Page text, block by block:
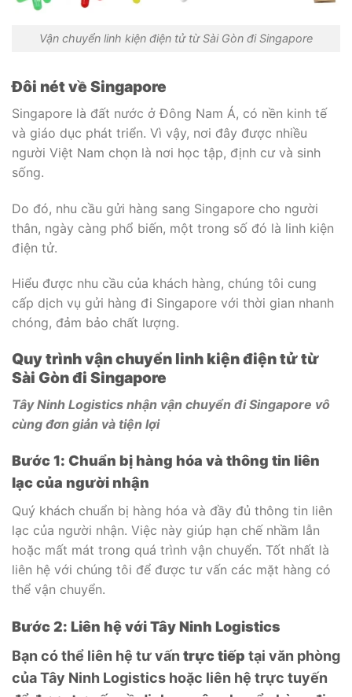
Vận chuyển linh kiện điện tử từ Sài Gòn đi Singapore
Đôi nét về Singapore
Singapore là đất nước ở Đông Nam Á, có nền kinh tế
và giáo dục phát triển. Vì vậy, nơi đây được nhiều
người Việt Nam chọn là nơi học tập, định cư và sinh
sống.
Do đó, nhu cầu gửi hàng sang Singapore cho người
thân, ngày càng phổ biến, một trong số đó là linh kiện
điện tử.
Hiểu được nhu cầu của khách hàng, chúng tôi cung
cấp dịch vụ gửi hàng đi Singapore với thời gian nhanh
chóng, đảm bảo chất lượng.
Quy trình vận chuyển linh kiện điện tử từ
Sài Gòn đi Singapore
Tây Ninh Logistics nhận vận chuyển đi Singapore vô
cùng đơn giản và tiện lợi
Bước 1: Chuẩn bị hàng hóa và thông tin liên
lạc của người nhận
Quý khách chuẩn bị hàng hóa và đầy đủ thông tin liên
lạc của người nhận. Việc này giúp hạn chế nhầm lẫn
hoặc mất mát trong quá trình vận chuyển. Tốt nhất là
liên hệ với chúng tôi để được tư vấn các mặt hàng có
thể vận chuyển.
Bước 2: Liên hệ với Tây Ninh Logistics
Bạn có thể liên hệ tư vấn trực tiếp tại văn phòng
của Tây Ninh Logistics hoặc liên hệ trực tuyến